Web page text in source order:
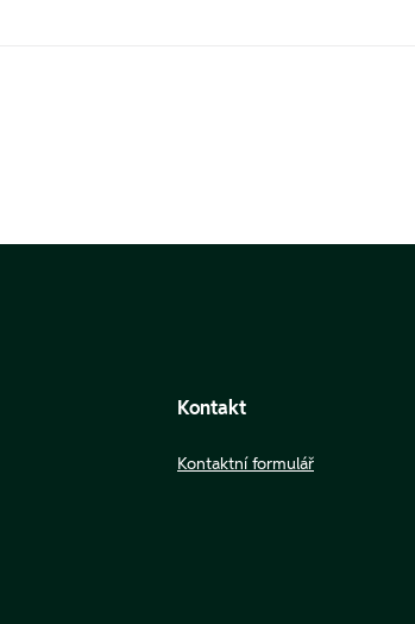
Kontakt
Kontaktní formulář